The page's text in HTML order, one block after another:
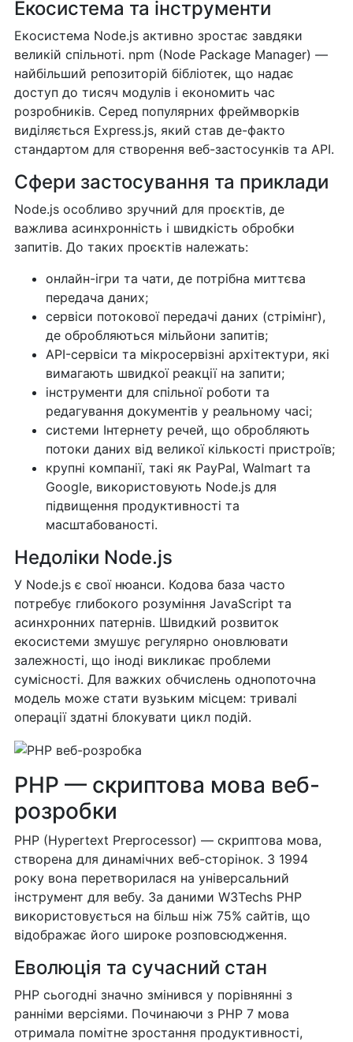
Екосистема та інструменти
Екосистема Node.js активно зростає завдяки
великій спільноті. npm (Node Package Manager) —
найбільший репозиторій бібліотек, що надає
доступ до тисяч модулів і економить час
розробників. Серед популярних фреймворків
виділяється Express.js, який став де-факто
стандартом для створення веб-застосунків та API.
Сфери застосування та приклади
Node.js особливо зручний для проєктів, де
важлива асинхронність і швидкість обробки
запитів. До таких проєктів належать:
онлайн-ігри та чати, де потрібна миттєва
передача даних;
сервіси потокової передачі даних (стрімінг),
де обробляються мільйони запитів;
API-сервіси та мікросервізні архітектури, які
вимагають швидкої реакції на запити;
інструменти для спільної роботи та
редагування документів у реальному часі;
системи Інтернету речей, що обробляють
потоки даних від великої кількості пристроїв;
крупні компанії, такі як PayPal, Walmart та
Google, використовують Node.js для
підвищення продуктивності та
масштабованості.
Недоліки Node.js
У Node.js є свої нюанси. Кодова база часто
потребує глибокого розуміння JavaScript та
асинхронних патернів. Швидкий розвиток
екосистеми змушує регулярно оновлювати
залежності, що іноді викликає проблеми
сумісності. Для важких обчислень однопоточна
модель може стати вузьким місцем: тривалі
операції здатні блокувати цикл подій.
PHP — скриптова мова веб-
розробки
PHP (Hypertext Preprocessor) — скриптова мова,
створена для динамічних веб-сторінок. З 1994
року вона перетворилася на універсальний
інструмент для вебу. За даними W3Techs PHP
використовується на більш ніж 75% сайтів, що
відображає його широке розповсюдження.
Еволюція та сучасний стан
PHP сьогодні значно змінився у порівнянні з
ранніми версіями. Починаючи з PHP 7 мова
отримала помітне зростання продуктивності,